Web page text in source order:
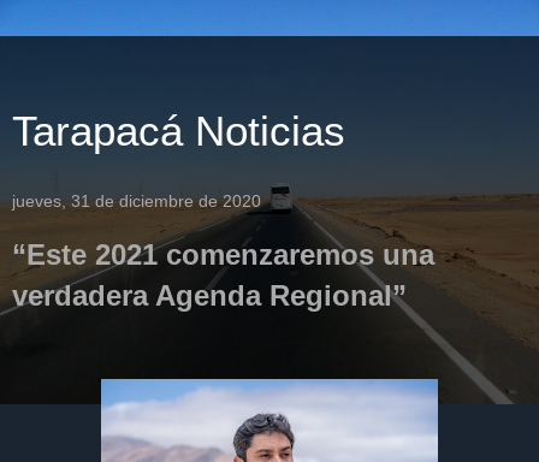
Tarapacá Noticias
jueves, 31 de diciembre de 2020
“Este 2021 comenzaremos una
verdadera Agenda Regional”